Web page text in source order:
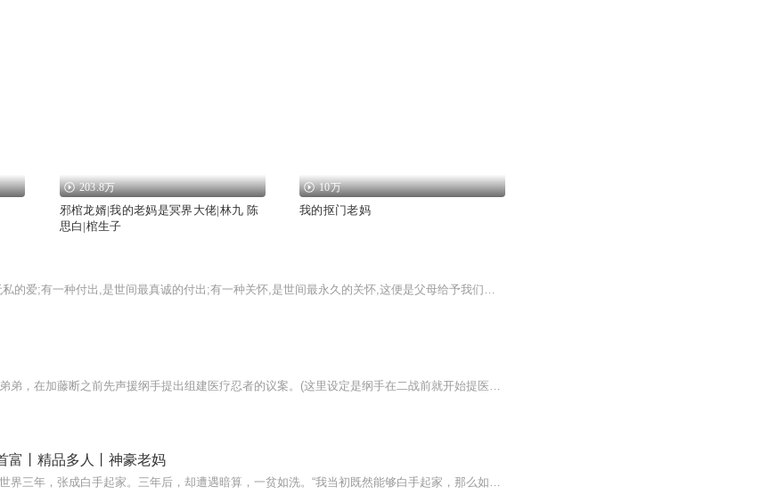
203.8万
邪棺龙婿|我的老妈是冥界大佬|林九 陈
思白|棺生子
10万
我的抠门老妈
有一种爱,是世间最无私的爱;有一种付出,是世间最真诚的付出;有一种关怀,是世间最永久的关怀,这便是父母给予我们的一切。父母为我们操劳一辈子尝尽辛酸苦辣，感恩父母，思念家乡的爸爸和想念的妈妈。庞小辉最新单曲EP《我的老爸和老妈》深情演绎，...
男主穿越成白牙的亲弟弟，在加藤断之前先声援纲手提出组建医疗忍者的议案。(这里设定是纲手在二战前就开始提医疗忍者的事情，所以绳树还没死。)看旗木川枫如何在忍界煽动自己的蝴蝶翅膀。灭团藏，赶日斩，娶纲手，收影级弟子，弥补原著遗憾，打造最强木叶...
富丨精品多人丨神豪老妈
穿越一个利益至上的世界三年，张成白手起家。三年后，却遭遇暗算，一贫如洗。“我当初既然能够白手起家，那么如今，我也一定能东山再起！”就在张成有了如此决心的时候，他却收到了，来自自己神秘小妈的财富传承…